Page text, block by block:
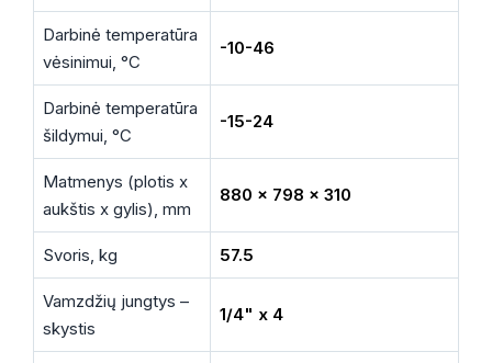
Darbinė temperatūra
vėsinimui, °C
-10-46
Darbinė temperatūra
šildymui, °C
-15-24
Matmenys (plotis x
aukštis x gylis), mm
880 x 798 x 310
Svoris, kg 57.5
Vamzdžių jungtys –
skystis
1/4" x 4